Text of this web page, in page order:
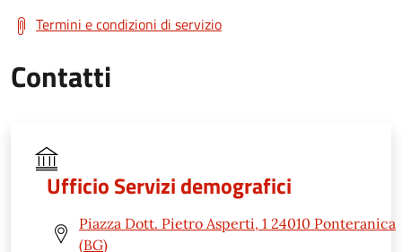
Termini e condizioni di servizio
Contatti
Ufficio Servizi demografici
Piazza Dott. Pietro Asperti, 1 24010 Ponteranica
(BG)